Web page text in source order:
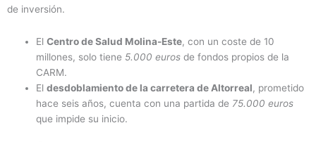
de inversión.
ElCentro de Salud Molina-Este, con un coste de 10
millones, solo tiene 5.000 euros de fondos propios de la
CARM.
Eldesdoblamiento de la carretera de Altorreal, prometido
hace seis años, cuenta con una partida de 75.000 euros
que impide su inicio.